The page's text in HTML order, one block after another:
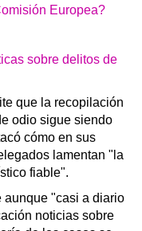
Europea?
sobre delitos de
que la recopilación
odio sigue siendo
cómo en sus
lamentan "la
fiable".
aunque "casi a diario
noticias sobre